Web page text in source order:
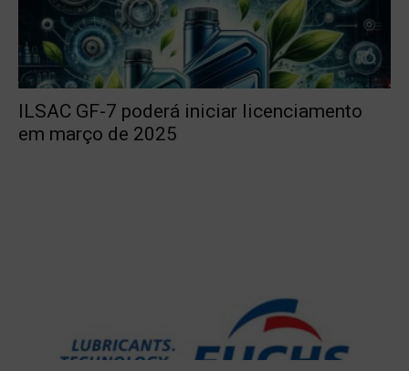
ILSAC GF-7 poderá iniciar licenciamento
em março de 2025